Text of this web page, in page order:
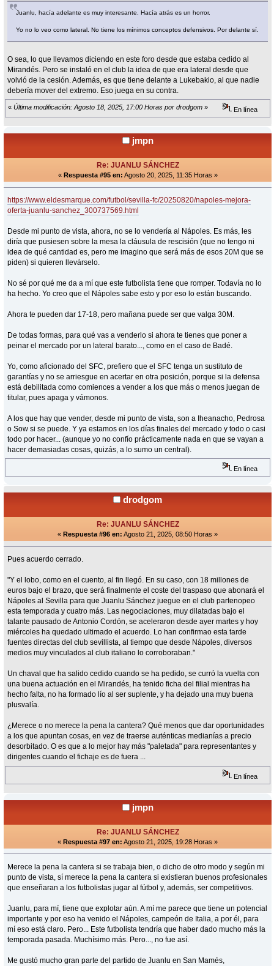
Juanlu, hacía adelante es muy interesante. Hacía atrás es un horror.
Yo no lo veo como lateral. No tiene los mínimos conceptos defensivos. Por delante sí.
O sea, lo que llevamos diciendo en este foro desde que estaba cedido al
Mirandés. Pero se instaló en el club la idea de que era lateral desde que
volvió de la cesión. Además, es que tiene delante a Lukebakio, al que nadie
debería mover del extremo. Eso juega en su contra.
« Última modificación: Agosto 18, 2025, 17:00 Horas por drodgom » En línea
jmpn
Re: JUANLU SÁNCHEZ
« Respuesta #95 en: Agosto 20, 2025, 11:35 Horas »
https://www.eldesmarque.com/futbol/sevilla-fc/20250820/napoles-mejora-
oferta-juanlu-sanchez_300737569.html
Desde mi punto de vista, ahora, no se lo vendería al Nápoles. Es más, les
diría que pusiesen sobre la mesa la cláusula de rescisión (que no tengo ni
idea de qué cantidad es, pero me imagino que será más de esos 20M que se
piden) si quieren llevárselo.
No sé por qué me da a mí que este futbolista tiene que romper. Todavía no lo
ha hecho. Yo creo que el Nápoles sabe esto y por eso lo están buscando.
Ahora te pueden dar 17-18, pero mañana puede ser que valga 30M.
De todas formas, para qué vas a venderlo si ahora te tienes que poner a
peinar el mercado por un lateral barato..., como en el caso de Badé.
Yo, como aficionado del SFC, prefiero que el SFC tenga un sustituto de
garantías y no se arriesgue en acertar en otra posición, porque si la defensa
está debilitada como comiences a vender a los que más o menos juegan de
titular, pues apaga y vámonos.
A los que hay que vender, desde mi punto de vista, son a Iheanacho, Pedrosa
o Sow si se puede. Y ya estamos en los días finales del mercado y todo o casi
todo por hacer... (aunque yo no confío prácticamente nada en que se vayan a
hacer demasiadas cosas, quizás, a lo sumo un central).
En línea
drodgom
Re: JUANLU SÁNCHEZ
« Respuesta #96 en: Agosto 21, 2025, 08:50 Horas »
Pues acuerdo cerrado.
"Y el lobo, como en el cuento, al fin llegó. En su caso, con 18 millones de
euros bajo el brazo, que será finalmente el coste del traspaso que abonará el
Nápoles al Sevilla para que Juanlu Sánchez juegue en el club partenopeo
esta temporada y cuatro más. Las negociaciones, muy dilatadas bajo el
talante pausado de Antonio Cordón, se aceleraron desde ayer martes y hoy
miércoles ha quedado ultimado el acuerdo. Lo han confirmao esta tarde
fuentes directas del club sevillista, al tiempo que desde Nápoles, diversos
medios muy vinculados al club italiano lo corroboraban."
Un chaval que ha salido cedido cuando se ha pedido, se curró la vuelta con
una buena actuación en el Mirandés, ha tenido ficha del filial mientras ha
hecho falta, no ha formado lío al ser suplente, y ha dejado una muy buena
plusvalía.
¿Merece o no merece la pena la cantera? Qué menos que dar oportunidades
a los que apuntan cosas, en vez de traerse auténticas medianías a precio
desorbitado. O es que a lo mejor hay más "paletada" para representantes y
dirigentes cuando el fichaje es de fuera ...
En línea
jmpn
Re: JUANLU SÁNCHEZ
« Respuesta #97 en: Agosto 21, 2025, 19:28 Horas »
Merece la pena la cantera si se trabaja bien, o dicho de otro modo y según mi
punto de vista, sí merece la pena la cantera si existieran buenos profesionales
que enseñaran a los futbolistas jugar al fútbol y, además, ser competitivos.
Juanlu, para mí, tiene que explotar aún. A mí me parece que tiene un potencial
importante y por eso ha venido el Nápoles, campeón de Italia, a por él, para
mí eso está claro. Pero... Este futbolista tendría que haber dado mucho más la
temporada pasada. Muchísimo más. Pero..., no fue así.
Me gustó mucho gran parte del partido de Juanlu en San Mamés,